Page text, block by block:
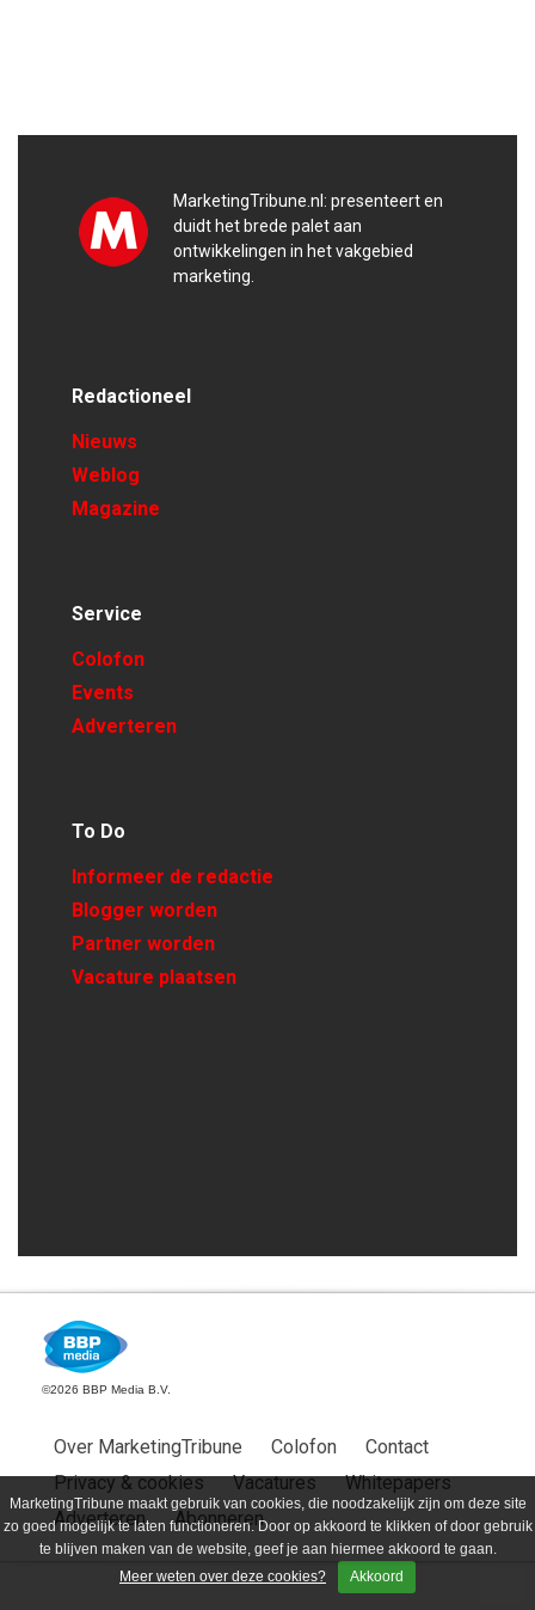
MarketingTribune maakt gebruik van cookies, die noodzakelijk zijn om deze site
zo goed mogelijk te laten functioneren. Door op akkoord te klikken of door gebruik
te blijven maken van de website, geef je aan hiermee akkoord te gaan.
Meer weten over deze cookies?
Akkoord
MarketingTribune.nl: presenteert en
duidt het brede palet aan
ontwikkelingen in het vakgebied
marketing.
Redactioneel
Nieuws
Weblog
Magazine
Service
Colofon
Events
Adverteren
To Do
Informeer de redactie
Blogger worden
Partner worden
Vacature plaatsen
©2026 BBP Media B.V.
Over MarketingTribune Colofon
Contact
Privacy & cookies
Vacatures
Whitepapers
Adverteren
Abonneren